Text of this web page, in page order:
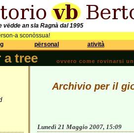
vëdde an sla Ragnà dal 1995
a sconòssua!
përsonal atività
a tree ovvero come rovinarsi
Archivio per il
Lunedì 21 Maggio 2007, 15:09